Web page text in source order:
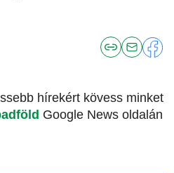
hírekért kövess minket
Google News oldalán